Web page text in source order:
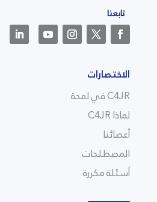
تابعنا
الاختصارات
C4JR في لمحة
لماذا C4JR
أعضائنا
المصطلحات
أسئلة مكررة